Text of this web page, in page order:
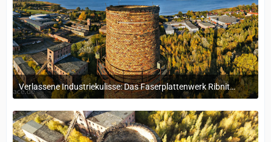
Verlassene Industriekulisse: Das Faserplattenwerk Ribnitz-Damgarten
4. November 2024 um 16:15